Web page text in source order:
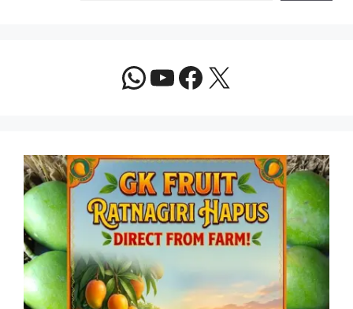
WhatsApp
YouTube
Facebook
X